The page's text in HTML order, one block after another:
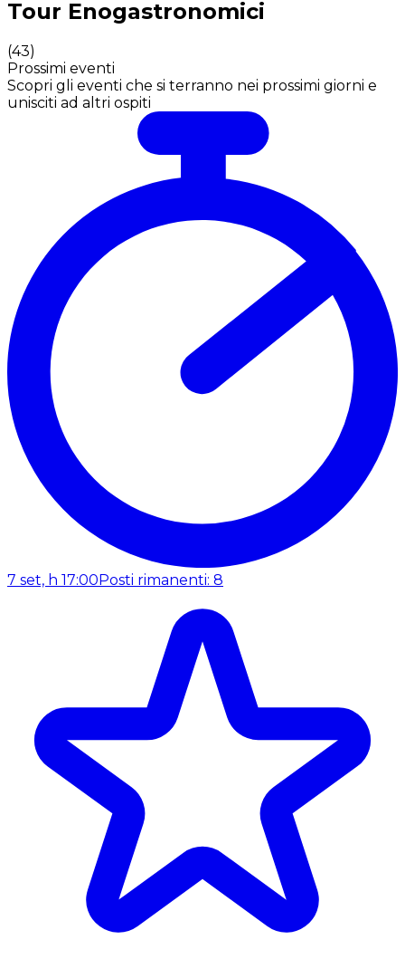
Tour Enogastronomici
(43)
Prossimi eventi
Scopri gli eventi che si terranno nei prossimi giorni e
unisciti ad altri ospiti
7 set, h 17:00 Posti rimanenti: 8